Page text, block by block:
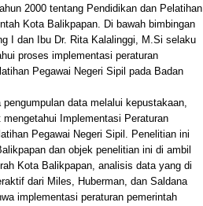
2000 tentang Pendidikan dan Pelatihan
Kota Balikpapan. Di bawah bimbingan
I dan Ibu Dr. Rita Kalalinggi, M.Si selaku
proses implementasi peraturan
Pegawai Negeri Sipil pada Badan
data melalui kepustakaan,
Implementasi Peraturan
Pegawai Negeri Sipil. Penelitian ini
dan objek penelitian ini di ambil
Kota Balikpapan, analisis data yang di
dari Miles, Huberman, dan Saldana
implementasi peraturan pemerintah